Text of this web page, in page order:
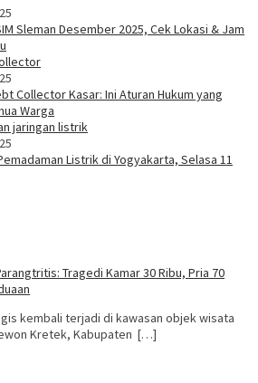
Sleman Desember 2025, Cek Lokasi & Jam
Collector Kasar: Ini Aturan Hukum yang
Warga
Listrik di Yogyakarta, Selasa 11
Tragedi Kamar 30 Ribu, Pria 70
kembali terjadi di kawasan objek wisata
Kretek, Kabupaten […]